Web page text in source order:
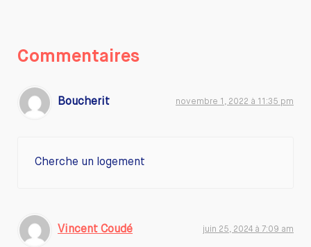
Commentaires
Boucherit novembre 1, 2022 à 11:35 pm
Cherche un logement
Vincent Coudé juin 25, 2024 à 7:09 am